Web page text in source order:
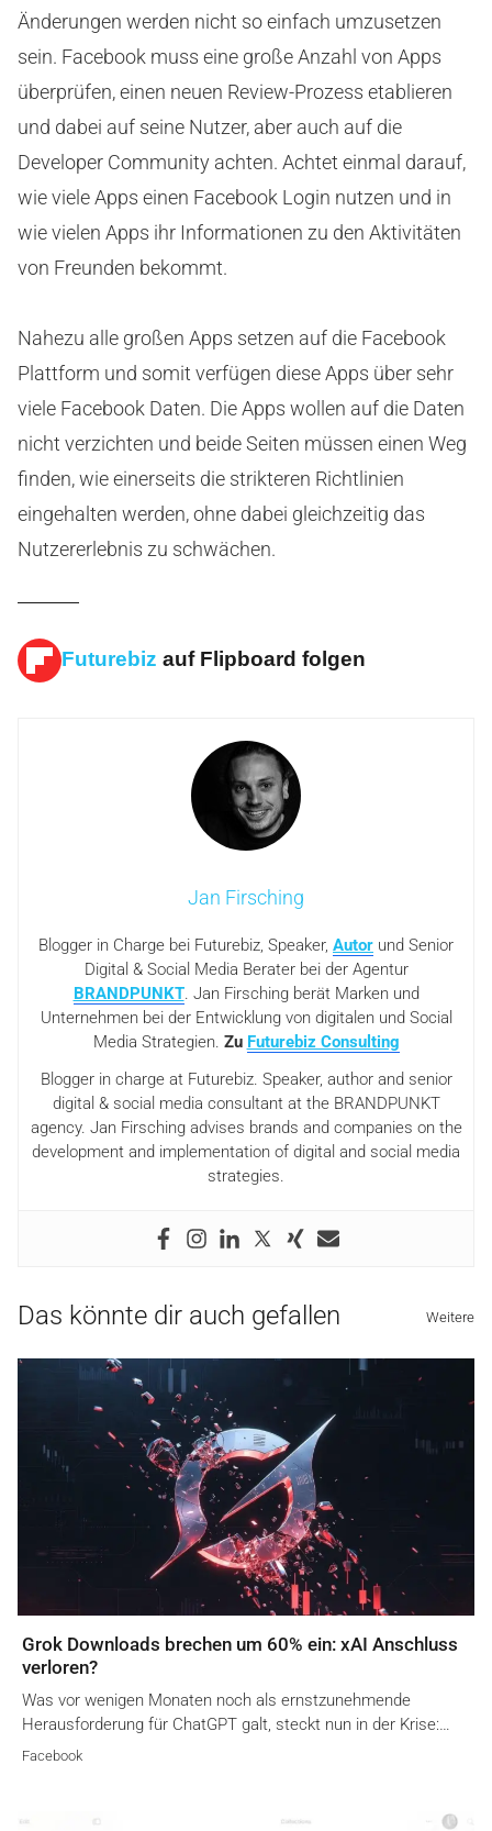
Änderungen werden nicht so einfach umzusetzen
sein. Facebook muss eine große Anzahl von Apps
überprüfen, einen neuen Review-Prozess etablieren
und dabei auf seine Nutzer, aber auch auf die
Developer Community achten. Achtet einmal darauf,
wie viele Apps einen Facebook Login nutzen und in
wie vielen Apps ihr Informationen zu den Aktivitäten
von Freunden bekommt.
Nahezu alle großen Apps setzen auf die Facebook
Plattform und somit verfügen diese Apps über sehr
viele Facebook Daten. Die Apps wollen auf die Daten
nicht verzichten und beide Seiten müssen einen Weg
finden, wie einerseits die strikteren Richtlinien
eingehalten werden, ohne dabei gleichzeitig das
Nutzererlebnis zu schwächen.
Futurebiz auf Flipboard folgen
Jan Firsching
Blogger in Charge bei Futurebiz, Speaker, Autor und Senior
Digital & Social Media Berater bei der Agentur
BRANDPUNKT. Jan Firsching berät Marken und
Unternehmen bei der Entwicklung von digitalen und Social
Media Strategien. Zu Futurebiz Consulting
Blogger in charge at Futurebiz. Speaker, author and senior
digital & social media consultant at the BRANDPUNKT
agency. Jan Firsching advises brands and companies on the
development and implementation of digital and social media
strategies.
Das könnte dir auch gefallen Weitere
Grok Downloads brechen um 60% ein: xAI Anschluss
verloren?
Was vor wenigen Monaten noch als ernstzunehmende
Herausforderung für ChatGPT galt, steckt nun in der Krise:…
Facebook